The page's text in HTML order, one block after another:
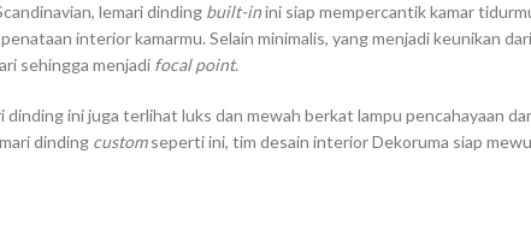
lemari dinding built-inini siap mempercantik kamar
interior kamarmu. Selain minimalis, yang menjadi keunikan
sehingga menjadi focal point.
dinding ini juga terlihat luks dan mewah berkat lampu pencahayaan
dinding customseperti ini, tim desain interior Dekoruma siap